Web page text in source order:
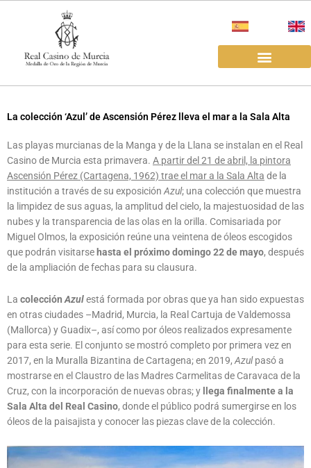
La colección ‘Azul’ de Ascensión Pérez lleva el mar a la Sala Alta
Las playas murcianas de la Manga y de la Llana se instalan en el Real
Casino de Murcia esta primavera. A partir del 21 de abril, la pintora
Ascensión Pérez (Cartagena, 1962) trae el mar a la Sala Alta de la
institución a través de su exposición Azul; una colección que muestra
la limpidez de sus aguas, la amplitud del cielo, la majestuosidad de las
nubes y la transparencia de las olas en la orilla. Comisariada por
Miguel Olmos, la exposición reúne una veintena de óleos escogidos
que podrán visitarse hasta el próximo domingo 22 de mayo, después
de la ampliación de fechas para su clausura.
La colección Azulestá formada por obras que ya han sido expuestas
en otras ciudades –Madrid, Murcia, la Real Cartuja de Valdemossa
(Mallorca) y Guadix–, así como por óleos realizados expresamente
para esta serie. El conjunto se mostró completo por primera vez en
2017, en la Muralla Bizantina de Cartagena; en 2019, Azulpasó a
mostrarse en el Claustro de las Madres Carmelitas de Caravaca de la
Cruz, con la incorporación de nuevas obras; y llega finalmente a la
Sala Alta del Real Casino, donde el público podrá sumergirse en los
óleos de la paisajista y conocer las piezas clave de la colección.